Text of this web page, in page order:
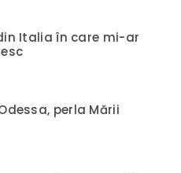
Italia în care mi-ar
perla Mării